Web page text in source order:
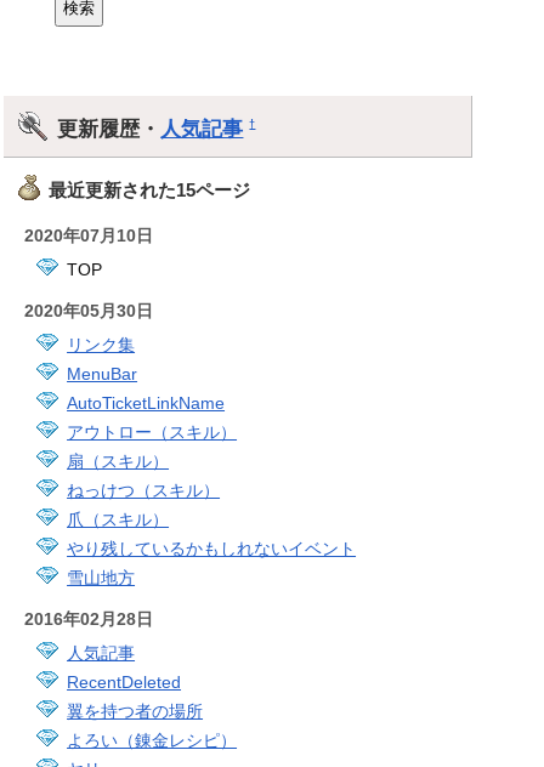
更新履歴・ 人気記事 †
最近更新された15ページ
2020年07月10日
TOP
2020年05月30日
リンク集
MenuBar
AutoTicketLinkName
アウトロー（スキル）
扇（スキル）
ねっけつ（スキル）
爪（スキル）
やり残しているかもしれないイベント
雪山地方
2016年02月28日
人気記事
RecentDeleted
翼を持つ者の場所
よろい（錬金レシピ）